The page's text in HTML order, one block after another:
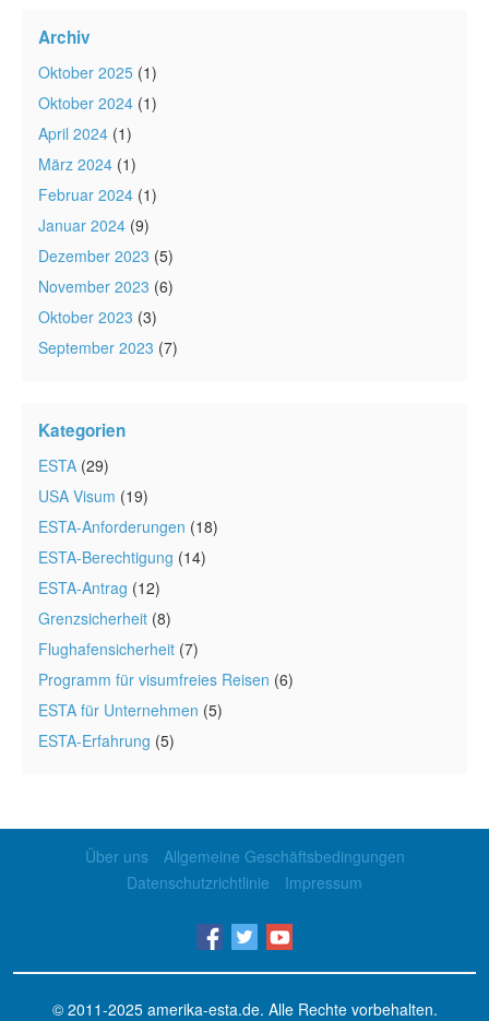
Archiv
Oktober 2025 (1)
Oktober 2024 (1)
April 2024 (1)
März 2024 (1)
Februar 2024 (1)
Januar 2024 (9)
Dezember 2023 (5)
November 2023 (6)
Oktober 2023 (3)
September 2023 (7)
Kategorien
ESTA (29)
USA Visum (19)
ESTA-Anforderungen (18)
ESTA-Berechtigung (14)
ESTA-Antrag (12)
Grenzsicherheit (8)
Flughafensicherheit (7)
Programm für visumfreies Reisen (6)
ESTA für Unternehmen (5)
ESTA-Erfahrung (5)
Über uns
Allgemeine Geschäftsbedingungen
Datenschutzrichtlinie
Impressum
© 2011-2025 amerika-esta.de. Alle Rechte vorbehalten.